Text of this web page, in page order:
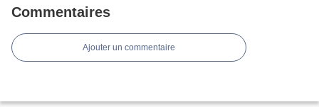
Commentaires
Ajouter un commentaire